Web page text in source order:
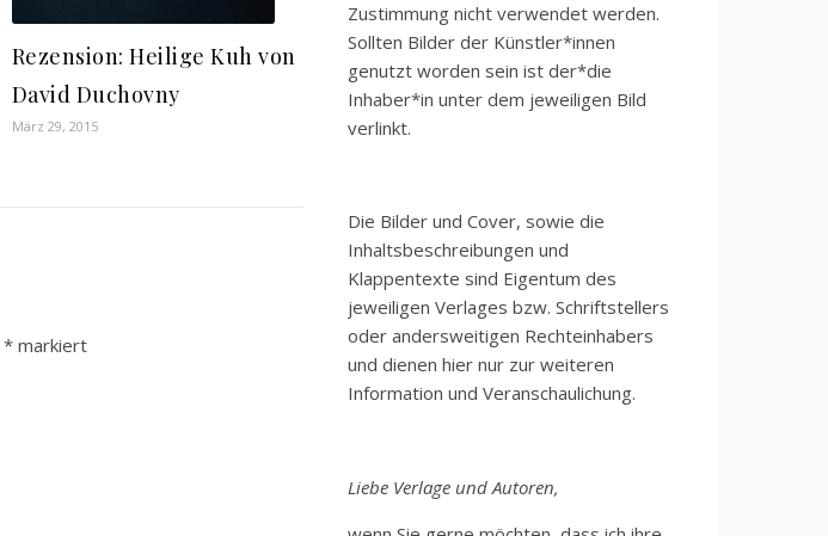
Rezension: Heilige Kuh von
David Duchovny
März 29, 2015
* markiert
Zustimmung nicht verwendet werden.
Sollten Bilder der Künstler*innen
genutzt worden sein ist der*die
Inhaber*in unter dem jeweiligen Bild
verlinkt.
Die Bilder und Cover, sowie die
Inhaltsbeschreibungen und
Klappentexte sind Eigentum des
jeweiligen Verlages bzw. Schriftstellers
oder andersweitigen Rechteinhabers
und dienen hier nur zur weiteren
Information und Veranschaulichung.
Liebe Verlage und Autoren,